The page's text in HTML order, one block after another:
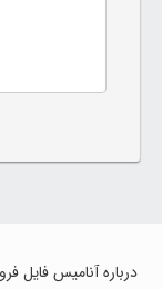
درباره آنامیس فایل